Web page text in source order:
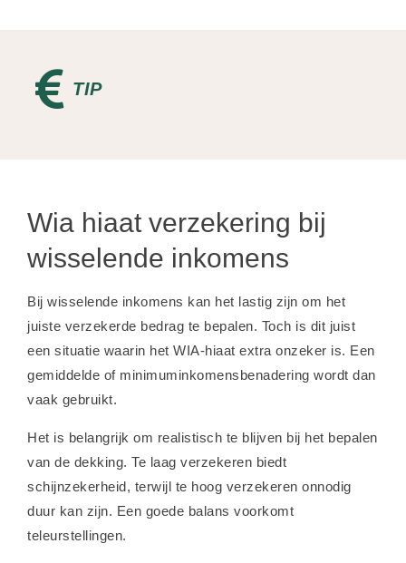
TIP
Wia hiaat verzekering bij
wisselende inkomens
Bij wisselende inkomens kan het lastig zijn om het
juiste verzekerde bedrag te bepalen. Toch is dit juist
een situatie waarin het WIA-hiaat extra onzeker is. Een
gemiddelde of minimuminkomensbenadering wordt dan
vaak gebruikt.
Het is belangrijk om realistisch te blijven bij het bepalen
van de dekking. Te laag verzekeren biedt
schijnzekerheid, terwijl te hoog verzekeren onnodig
duur kan zijn. Een goede balans voorkomt
teleurstellingen.